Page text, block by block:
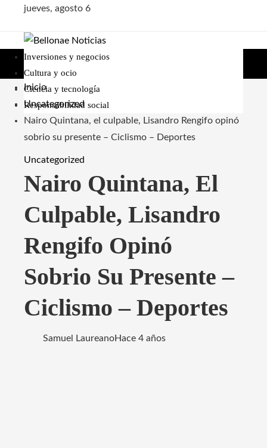
jueves, agosto 6
Inversiones y negocios
Cultura y ocio
Ciencia y tecnología
Responsabilidad social
Inicio
Uncategorized
Nairo Quintana, el culpable, Lisandro Rengifo opinó
sobrio su presente – Ciclismo – Deportes
Uncategorized
Nairo Quintana, El
Culpable, Lisandro
Rengifo Opinó
Sobrio Su Presente –
Ciclismo – Deportes
Samuel LaureanoHace 4 años